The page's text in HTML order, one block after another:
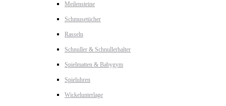
Meilensteine
Schmusetücher
Rasseln
Schnuller & Schnullerhalter
Spielmatten & Babygym
Spieluhren
Wickelunterlage